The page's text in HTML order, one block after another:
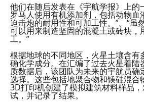
他们在随后发表在《宇航学报》上的
罗马人使用有机添加剂，包括动物血
迫击炮的耐用性和可加工性。”。“虽
可以用来制造坚固的混凝土或砖块，
工。”
根据地球的不同地区，火星土壤含有
确化学成分。在汇编了过去火星着陆
质数据后，该团队为未来的宇航员确
选择。这些包括地聚合物和镁硅混合
3D打印机创建了模拟建筑材料样品
试，并记录了结果。